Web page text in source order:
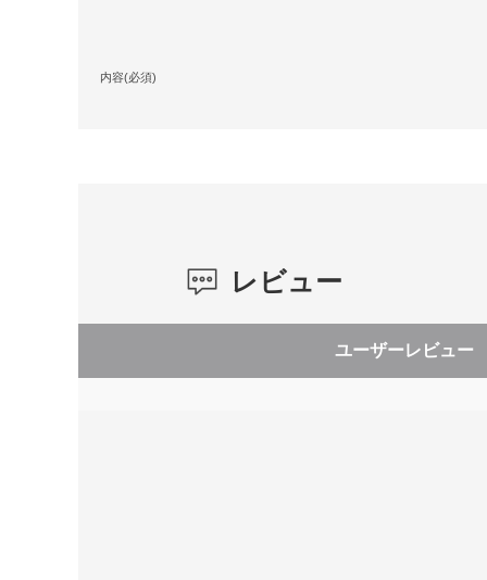
内容(必須)
レビュー
ユーザーレビュー